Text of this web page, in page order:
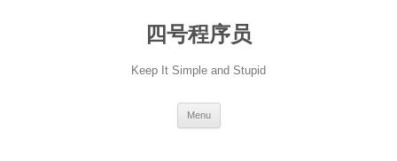
四号程序员
Keep It Simple and Stupid
Menu